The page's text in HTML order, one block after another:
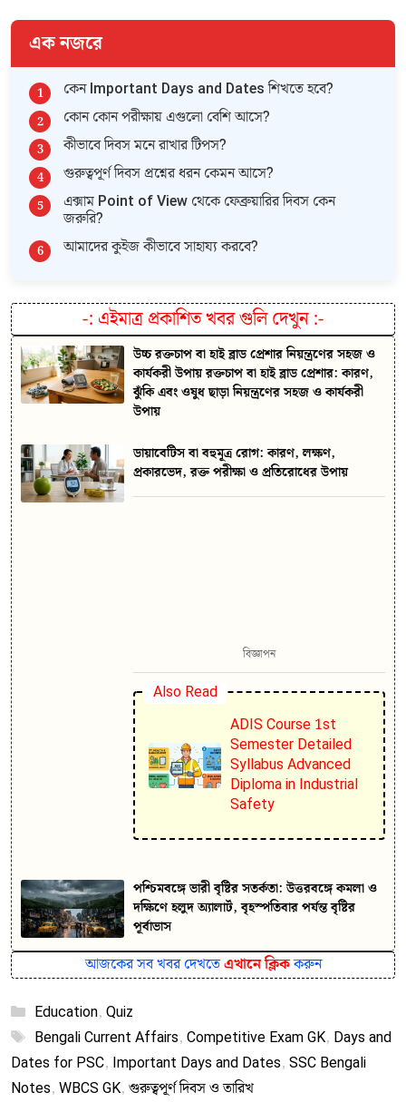
এক নজরে
কেন Important Days and Dates শিখতে হবে?
কোন কোন পরীক্ষায় এগুলো বেশি আসে?
কীভাবে দিবস মনে রাখার টিপস?
গুরুত্বপূর্ণ দিবস প্রশ্নের ধরন কেমন আসে?
এক্সাম Point of View থেকে ফেব্রুয়ারির দিবস কেন
জরুরি?
আমাদের কুইজ কীভাবে সাহায্য করবে?
-: এইমাত্র প্রকাশিত খবর গুলি দেখুন:-
উচ্চ রক্তচাপ বা হাই ব্লাড প্রেশার নিয়ন্ত্রণের সহজ ও
কার্যকরী উপায় রক্তচাপ বা হাই ব্লাড প্রেশার: কারণ,
ঝুঁকি এবং ওষুধ ছাড়া নিয়ন্ত্রণের সহজ ও কার্যকরী
উপায়
ডায়াবেটিস বা বহুমূত্র রোগ: কারণ, লক্ষণ,
প্রকারভেদ, রক্ত পরীক্ষা ও প্রতিরোধের উপায়
বিজ্ঞাপন
Also Read
ADIS Course 1st
Semester Detailed
Syllabus Advanced
Diploma in Industrial
Safety
পশ্চিমবঙ্গে ভারী বৃষ্টির সতর্কতা: উত্তরবঙ্গে কমলা ও
দক্ষিণে হলুদ অ্যালার্ট, বৃহস্পতিবার পর্যন্ত বৃষ্টির
পূর্বাভাস
আজকের সব খবর দেখতেএখানে ক্লিককরুন
Categories
Education, Quiz
Tags
Bengali Current Affairs, Competitive Exam GK, Days and
Dates for PSC, Important Days and Dates, SSC Bengali
Notes, WBCS GK, গুরুত্বপূর্ণ দিবস ও তারিখ